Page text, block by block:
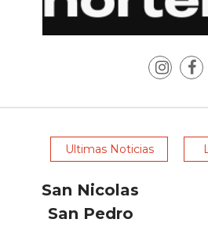
CREAR
TIENDA
Ultimas Noticias
San Nicolas
San Pedro